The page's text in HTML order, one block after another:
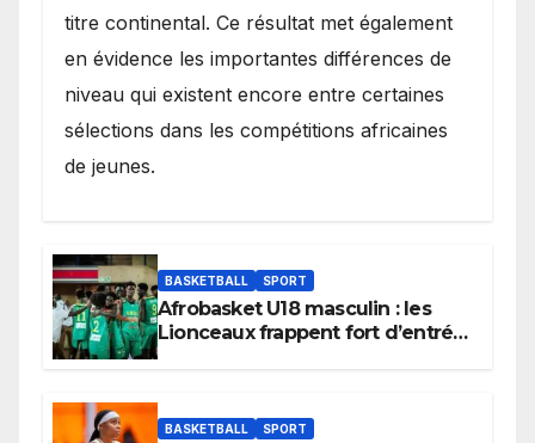
titre continental. Ce résultat met également
en évidence les importantes différences de
niveau qui existent encore entre certaines
sélections dans les compétitions africaines
de jeunes.
BASKETBALL SPORT
Afrobasket U18 masculin : les
Lionceaux frappent fort d’entrée
BASKETBALL SPORT